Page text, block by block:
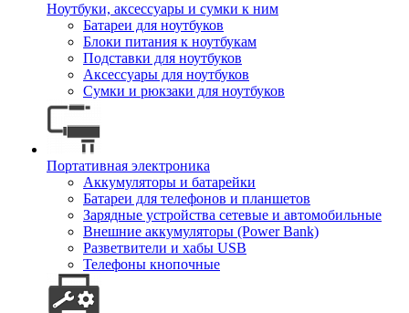
Ноутбуки, аксессуары и сумки к ним
Батареи для ноутбуков
Блоки питания к ноутбукам
Подставки для ноутбуков
Аксессуары для ноутбуков
Сумки и рюкзаки для ноутбуков
Портативная электроника
Аккумуляторы и батарейки
Батареи для телефонов и планшетов
Зарядные устройства сетевые и автомобильные
Внешние аккумуляторы (Power Bank)
Разветвители и хабы USB
Телефоны кнопочные